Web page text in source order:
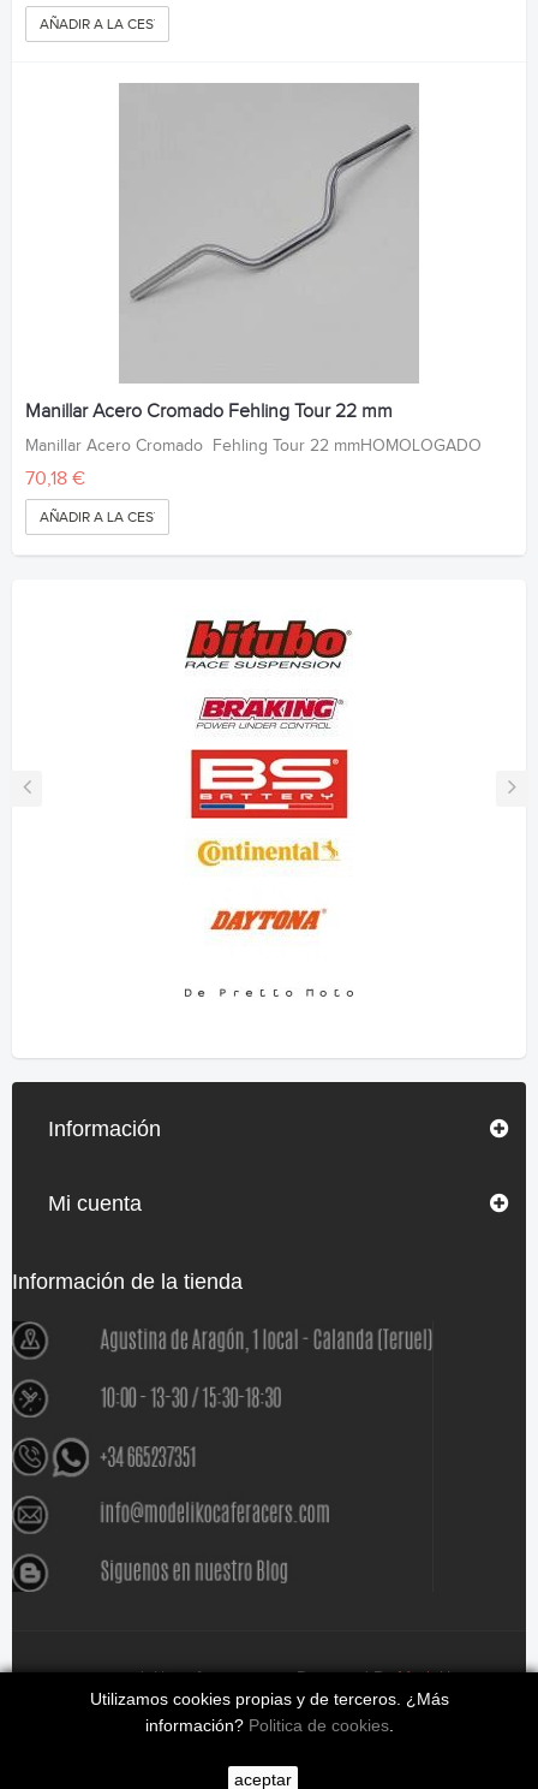
AÑADIR A LA CESTA
Manillar Acero Cromado Fehling Tour 22 mm
Manillar Acero Cromado Fehling Tour 22 mmHOMOLOGADO
70,18 €
AÑADIR A LA CESTA
Información
Mi cuenta
Información de la tienda
Utilizamos cookies propias y de terceros. ¿Más
información? Politica de cookies.
aceptar
www.modelikocaferacers.com Designed By Modeliko